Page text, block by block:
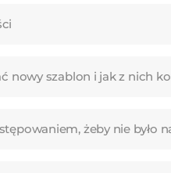
nowy szablon i jak z nich
żeby nie było